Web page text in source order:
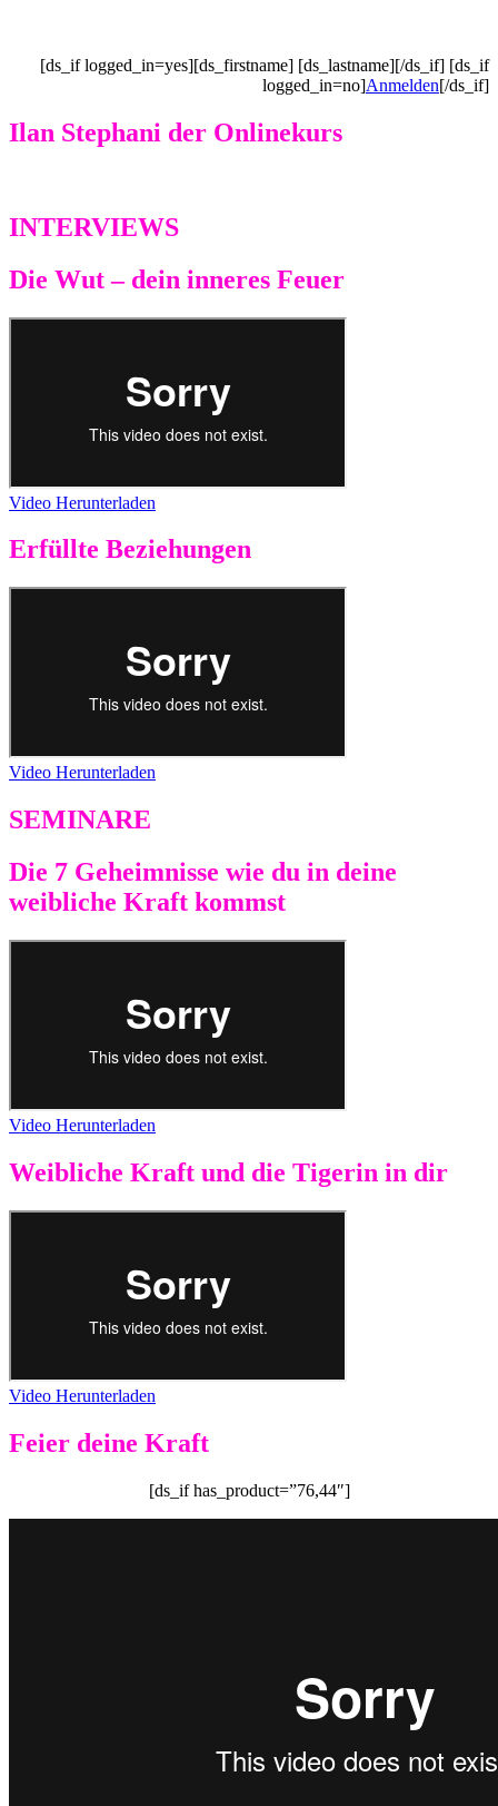
[ds_if logged_in=yes][ds_firstname] [ds_lastname][/ds_if] [ds_if
logged_in=no]Anmelden[/ds_if]
Ilan Stephani der Onlinekurs
INTERVIEWS
Die Wut – dein inneres Feuer
Video Herunterladen
Erfüllte Beziehungen
Video Herunterladen
SEMINARE
Die 7 Geheimnisse wie du in deine
weibliche Kraft kommst
Video Herunterladen
Weibliche Kraft und die Tigerin in dir
Video Herunterladen
Feier deine Kraft
[ds_if has_product=”76,44″]